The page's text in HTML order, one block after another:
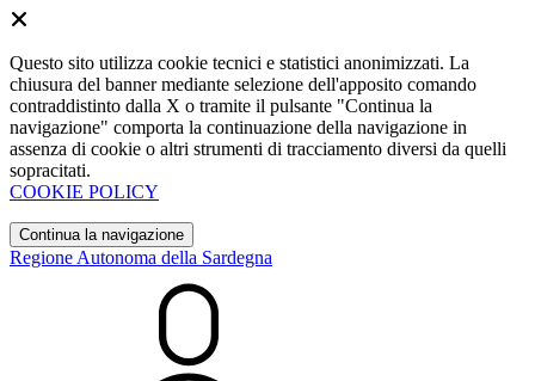
Questo sito utilizza cookie tecnici e statistici anonimizzati. La
chiusura del banner mediante selezione dell'apposito comando
contraddistinto dalla X o tramite il pulsante "Continua la
navigazione" comporta la continuazione della navigazione in
assenza di cookie o altri strumenti di tracciamento diversi da quelli
sopracitati.
COOKIE POLICY
Continua la navigazione
Regione Autonoma della Sardegna